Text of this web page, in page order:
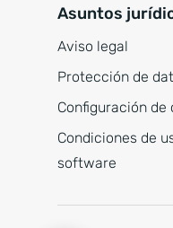
Asuntos
Aviso legal
Protección de
Configuración de
Condiciones de
software